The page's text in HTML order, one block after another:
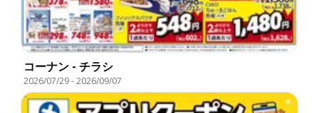
コーナン - チラシ
2026/07/29-2026/09/07